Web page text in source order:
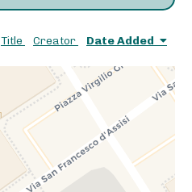
Title Creator Date Added